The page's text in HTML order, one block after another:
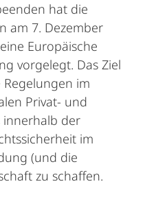
hat die
am 7. Dezember
Europäische
vorgelegt. Das Ziel
im
Privat- und
innerhalb der
im
(und die
zu schaffen.